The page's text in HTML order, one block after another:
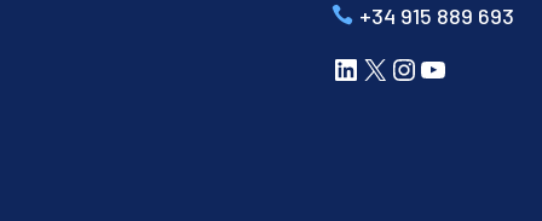
+34 915 889 693
LinkedIn
X Instagram
YouTube